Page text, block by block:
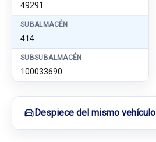
49291
SUBALMACÉN
414
SUBSUBALMACÉN
100033690
Despiece del mismo vehículo